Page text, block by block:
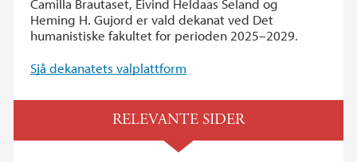
Heming H. Gujord er vald dekanat ved Det
humanistiske fakultet for perioden 2025–2029.
Sjå dekanatets valplattform
RELEVANTE SIDER